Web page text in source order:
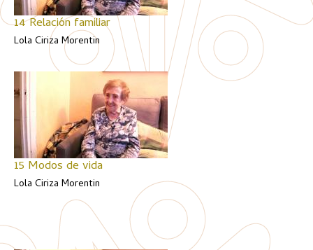
14 Relación familiar
Lola Ciriza Morentin
15 Modos de vida
Lola Ciriza Morentin